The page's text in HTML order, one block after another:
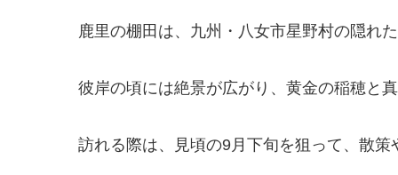
鹿里の棚田は、九州・八女市星野村の隠れた
彼岸の頃には絶景が広がり、黄金の稲穂と
訪れる際は、見頃の9月下旬を狙って、散策